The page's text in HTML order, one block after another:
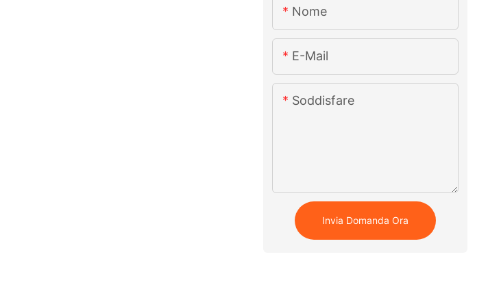
Nome
E-Mail
Soddisfare
Invia Domanda Ora